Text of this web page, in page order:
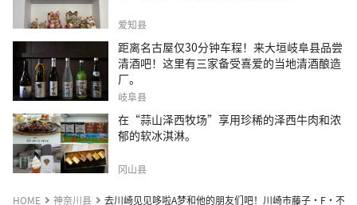
爱知县
距离名古屋仅30分钟车程！来大垣岐阜县品尝
清酒吧！这里有三家备受喜爱的当地清酒酿造
厂。
岐阜县
在“蒜山泽西牧场”享用珍稀的泽西牛肉和浓
郁的软冰淇淋。
冈山县
HOME 神奈川县 去川崎见见哆啦A梦和他的朋友们吧！川崎市藤子·F·不二